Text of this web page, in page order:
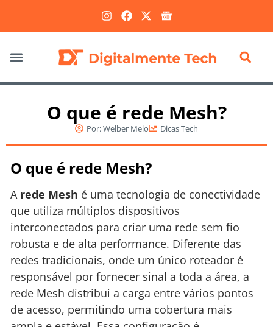
O que é rede Mesh?
Por:Welber Melo Dicas Tech
O que é rede Mesh?
A rede Mesh é uma tecnologia de conectividade
que utiliza múltiplos dispositivos
interconectados para criar uma rede sem fio
robusta e de alta performance. Diferente das
redes tradicionais, onde um único roteador é
responsável por fornecer sinal a toda a área, a
rede Mesh distribui a carga entre vários pontos
de acesso, permitindo uma cobertura mais